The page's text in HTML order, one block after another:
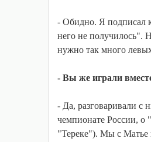
- Обидно. Я подписал
него не получилось".
нужно так много
- Вы же играли
- Да, разговаривали с
чемпионате России, о
"Тереке"). Мы с Матье